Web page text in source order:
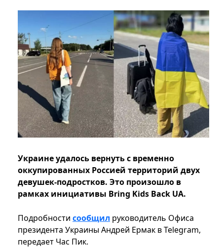
Украине удалось вернуть с временно
оккупированных Россией территорий двух
девушек-подростков. Это произошло в
рамках инициативы Bring Kids Back UA.
Подробности сообщил руководитель Офиса
президента Украины Андрей Ермак в Telegram,
передает Час Пик.